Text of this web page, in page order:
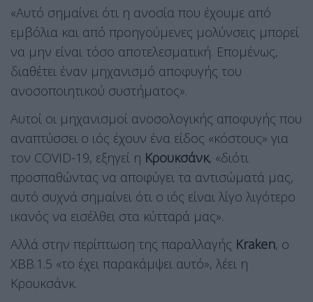
«Αυτό σημαίνει ότι η ανοσία που έχουμε από
εμβόλια και από προηγούμενες μολύνσεις μπορεί
να μην είναι τόσο αποτελεσματική. Επομένως,
διαθέτει έναν μηχανισμό αποφυγής του
ανοσοποιητικού συστήματος».
Αυτοί οι μηχανισμοί ανοσολογικής αποφυγής που
αναπτύσσει ο ιός έχουν ένα είδος «κόστους» για
τον COVID-19, εξηγεί η Κρουκσάνκ, «διότι
προσπαθώντας να αποφύγει τα αντισώματά μας,
αυτό συχνά σημαίνει ότι ο ιός είναι λίγο λιγότερο
ικανός να εισέλθει στα κύτταρά μας».
Αλλά στην περίπτωση της παραλλαγής Kraken, ο
XBB.1.5 «το έχει παρακάμψει αυτό», λέει η
Κρουκσάνκ.